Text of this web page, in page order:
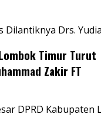
Dilantiknya Drs.
Timur Turut
Zakir FT
DPRD